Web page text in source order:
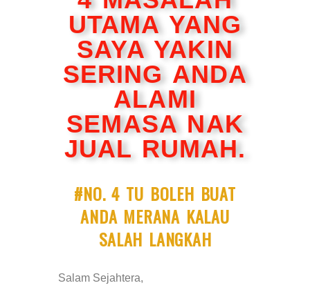
UTAMA YANG
SAYA YAKIN
SERING ANDA
ALAMI
SEMASA NAK
JUAL RUMAH.
#NO. 4 TU BOLEH BUAT
ANDA MERANA KALAU
SALAH LANGKAH
Salam Sejahtera,